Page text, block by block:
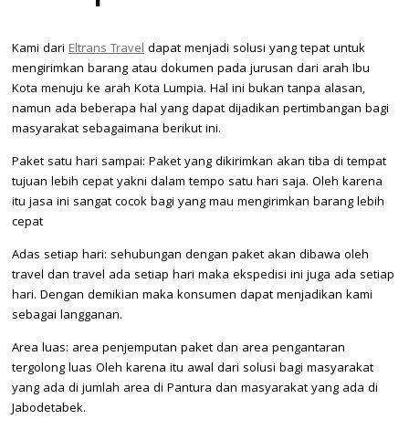
Kami dari Eltrans Traveldapat menjadi solusi yang tepat untuk
mengirimkan barang atau dokumen pada jurusan dari arah Ibu
Kota menuju ke arah Kota Lumpia. Hal ini bukan tanpa alasan,
namun ada beberapa hal yang dapat dijadikan pertimbangan bagi
masyarakat sebagaimana berikut ini.
Paket satu hari sampai: Paket yang dikirimkan akan tiba di tempat
tujuan lebih cepat yakni dalam tempo satu hari saja. Oleh karena
itu jasa ini sangat cocok bagi yang mau mengirimkan barang lebih
cepat
Adas setiap hari: sehubungan dengan paket akan dibawa oleh
travel dan travel ada setiap hari maka ekspedisi ini juga ada setiap
hari. Dengan demikian maka konsumen dapat menjadikan kami
sebagai langganan.
Area luas: area penjemputan paket dan area pengantaran
tergolong luas Oleh karena itu awal dari solusi bagi masyarakat
yang ada di jumlah area di Pantura dan masyarakat yang ada di
Jabodetabek.